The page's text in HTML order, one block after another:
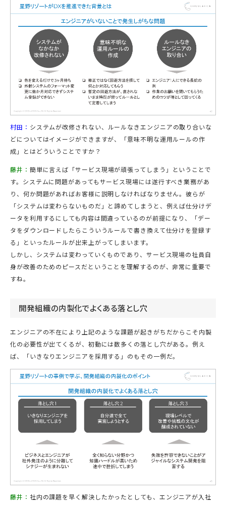
村田： システムが改修されない、ルールなきエンジニアの取り合いな
どについてはイメージができますが、「意味不明な運用ルールの作
成」とはどういうことですか？
藤井： 簡単に言えば「サービス現場が頑張ってしまう」ということで
す。システムに問題があってもサービス現場には遂行すべき業務があ
り、何か問題があればお客様に説明しなければなりません。彼らが
「システムは変わらないものだ」と諦めてしまうと、例えば仕分けデ
ータを利用するにしても内容は間違っているのが前提になり、「デー
タをダウンロードしたらこういうルールで書き換えて仕分けを登録す
る」といったルールが出来上がってしまいます。
しかし、システムは変わっていくものであり、サービス現場の社員自
身が改善のためのピースだということを理解するのが、非常に重要で
すね。
開発組織の内製化でよくある落とし穴
エンジニアの不在により上記のような課題が起きがちだからこそ内製
化の必要性が出てくるが、初動には数多くの落とし穴がある。例え
ば、「いきなりエンジニアを採用する」のもその一例だ。
藤井： 社内の課題を早く解決したかったとしても、エンジニアが入社